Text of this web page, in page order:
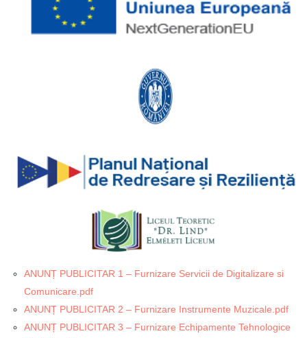
ANUNȚ PUBLICITAR 1 – Furnizare Servicii de Digitalizare si
Comunicare.pdf
ANUNȚ PUBLICITAR 2 – Furnizare Instrumente Muzicale.pdf
ANUNȚ PUBLICITAR 3 – Furnizare Echipamente Tehnologice